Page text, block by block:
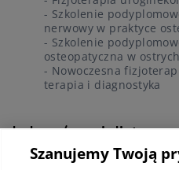
- Szkolenie
nerwowy w praktyce
- Szkolenie
osteopatyczna w
- Nowoczesna
terapia i diagnostyka
Lekarz/specjalista
Szanujemy Twoją